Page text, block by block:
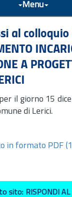
Menu
al colloquio
A
il giorno 15
di Lerici.
in formato PDF
sito: RISPONDI